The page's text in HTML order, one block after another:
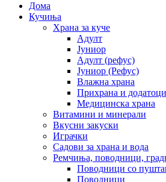
Дома
Кучиња
Храна за куче
Адулт
Јуниор
Адулт (рефус)
Јуниор (Рефус)
Влажна храна
Прихрана и
Медицинска храна
Витамини и минерали
Вкусни закуски
Играчки
Садови за храна и вода
Ремчиња, поводници,
Поводници со
Поводници